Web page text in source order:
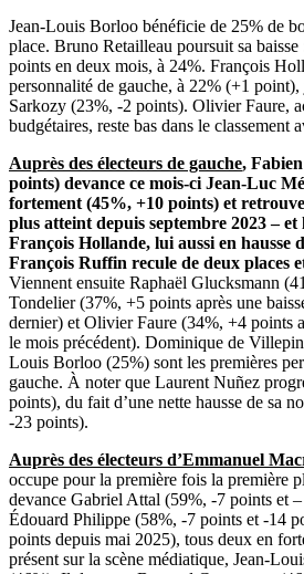
Jean-Louis Borloo bénéficie de 25% de
place. Bruno Retailleau poursuit sa
points en deux mois, à 24%. François
personnalité de gauche, à 22% (+1
Sarkozy (23%, -2 points). Olivier Faure,
budgétaires, reste bas dans le classement
Auprès des électeurs de gauche,
points) devance ce mois-ci Jean-Luc
fortement (45%, +10 points) et
plus atteint depuis septembre 2023 – et
François Hollande, lui aussi en hausse
François Ruffin recule de deux places
Viennent ensuite Raphaël Glucksmann
Tondelier (37%, +5 points après une
dernier) et Olivier Faure (34%, +4 points
le mois précédent). Dominique de
Louis Borloo (25%) sont les premières
gauche. À noter que Laurent Nuñez
points), du fait d’une nette hausse de sa
-23 points).
Auprès des électeurs d’Emmanuel
occupe pour la première fois la première
devance Gabriel Attal (59%, -7 points et
Édouard Philippe (58%, -7 points et -14
points depuis mai 2025), tous deux en
présent sur la scène médiatique, Jean-